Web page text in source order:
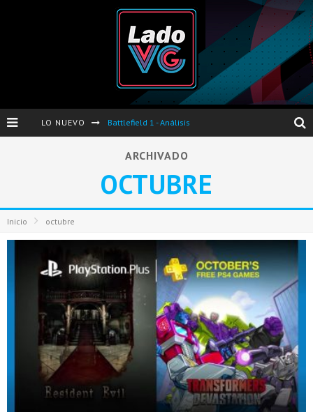
LO NUEVO Battlefield 1 - Análisis
Pro Evolution Soccer 2017 - Análisis
Pausa VG - S04E06 - Nintendo Switch - FIFA/PES - DS III Ashes of Ariandel - Red Dead Redemption 2
Opinión sobre The Last of Us y Left Behind
Presentación oficial de Gears Of War 4 en Argentina
Presentacion Watch Dogs 2 en Argentina
ARCHIVADO
OCTUBRE
Inicio octubre